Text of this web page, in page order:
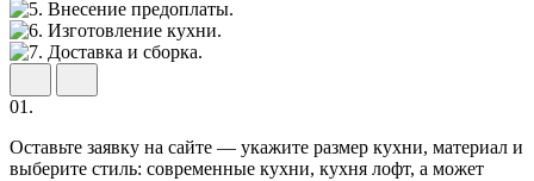
01.
Оставьте заявку на сайте — укажите размер кухни, материал и
выберите стиль: современные кухни, кухня лофт, а может